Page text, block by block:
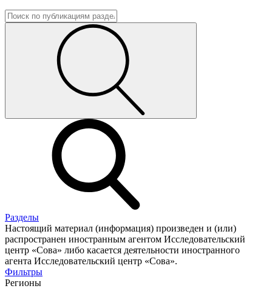
Разделы
Настоящий материал (информация) произведен и (или)
распространен иностранным агентом Исследовательский
центр «Сова» либо касается деятельности иностранного
агента Исследовательский центр «Сова».
Фильтры
Регионы